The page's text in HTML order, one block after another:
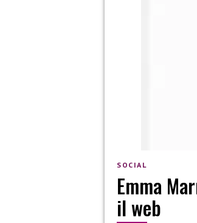
SOCIAL
Emma
il web